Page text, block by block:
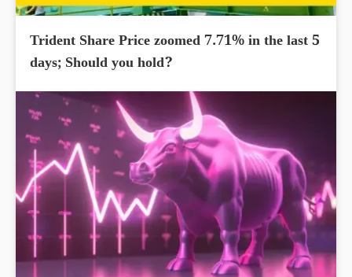
Trident Share Price zoomed 7.71% in the last 5
days; Should you hold?